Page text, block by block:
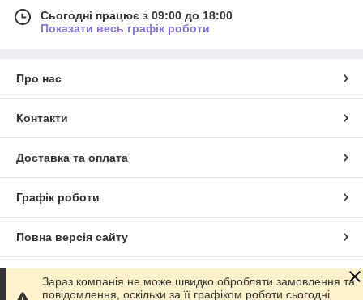
Сьогодні працює з 09:00 до 18:00
Показати весь графік роботи
Про нас
Контакти
Доставка та оплата
Графік роботи
Повна версія сайту
Сайт створено на маркетплейсіProm.ua
Зараз компанія не може швидко обробляти замовлення та
повідомлення, оскільки за її графіком роботи сьогодні